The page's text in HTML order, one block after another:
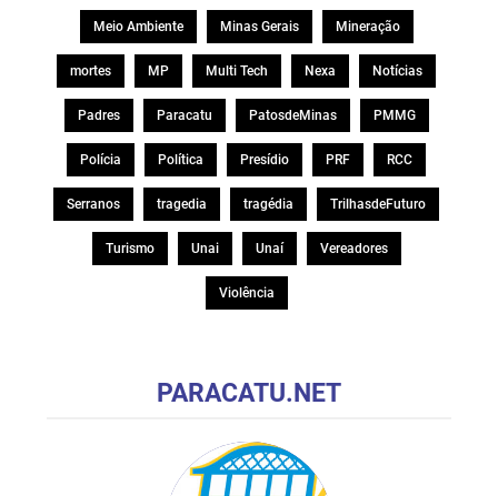
Meio Ambiente Minas Gerais Mineração
mortes MP Multi Tech Nexa Notícias
Padres Paracatu PatosdeMinas PMMG
Polícia Política Presídio PRF RCC
Serranos tragedia tragédia TrilhasdeFuturo
Turismo Unai Unaí Vereadores
Violência
PARACATU.NET